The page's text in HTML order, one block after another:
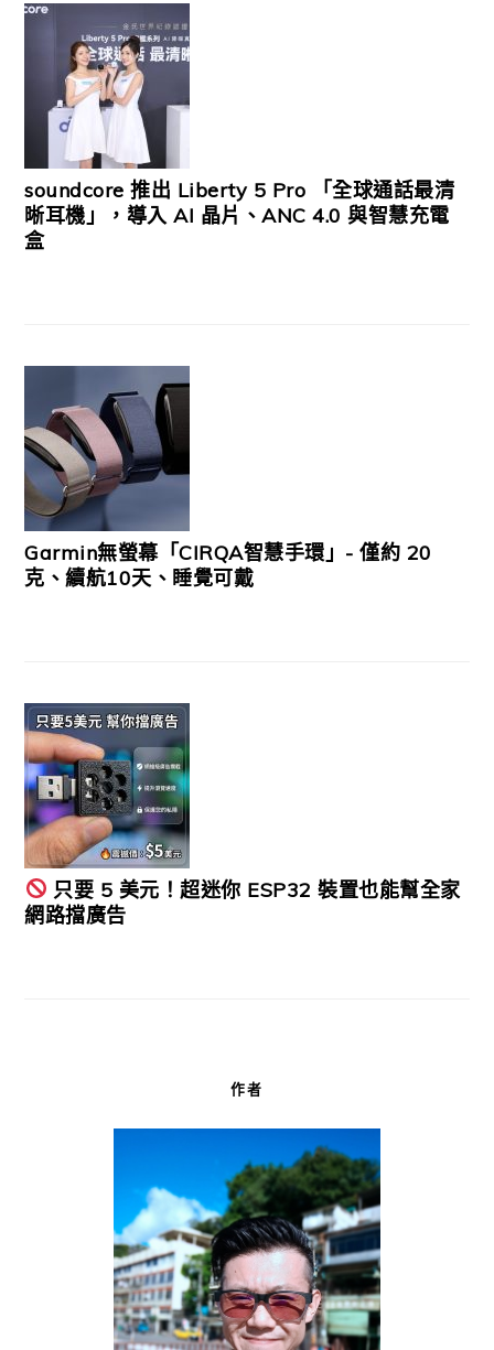
soundcore 推出 Liberty 5 Pro 「全球通話最清
晰耳機」，導入 AI 晶片、ANC 4.0 與智慧充電
盒
Garmin無螢幕「CIRQA智慧手環」- 僅約 20
克、續航10天、睡覺可戴
只要 5 美元！超迷你 ESP32 裝置也能幫全家
網路擋廣告
作者